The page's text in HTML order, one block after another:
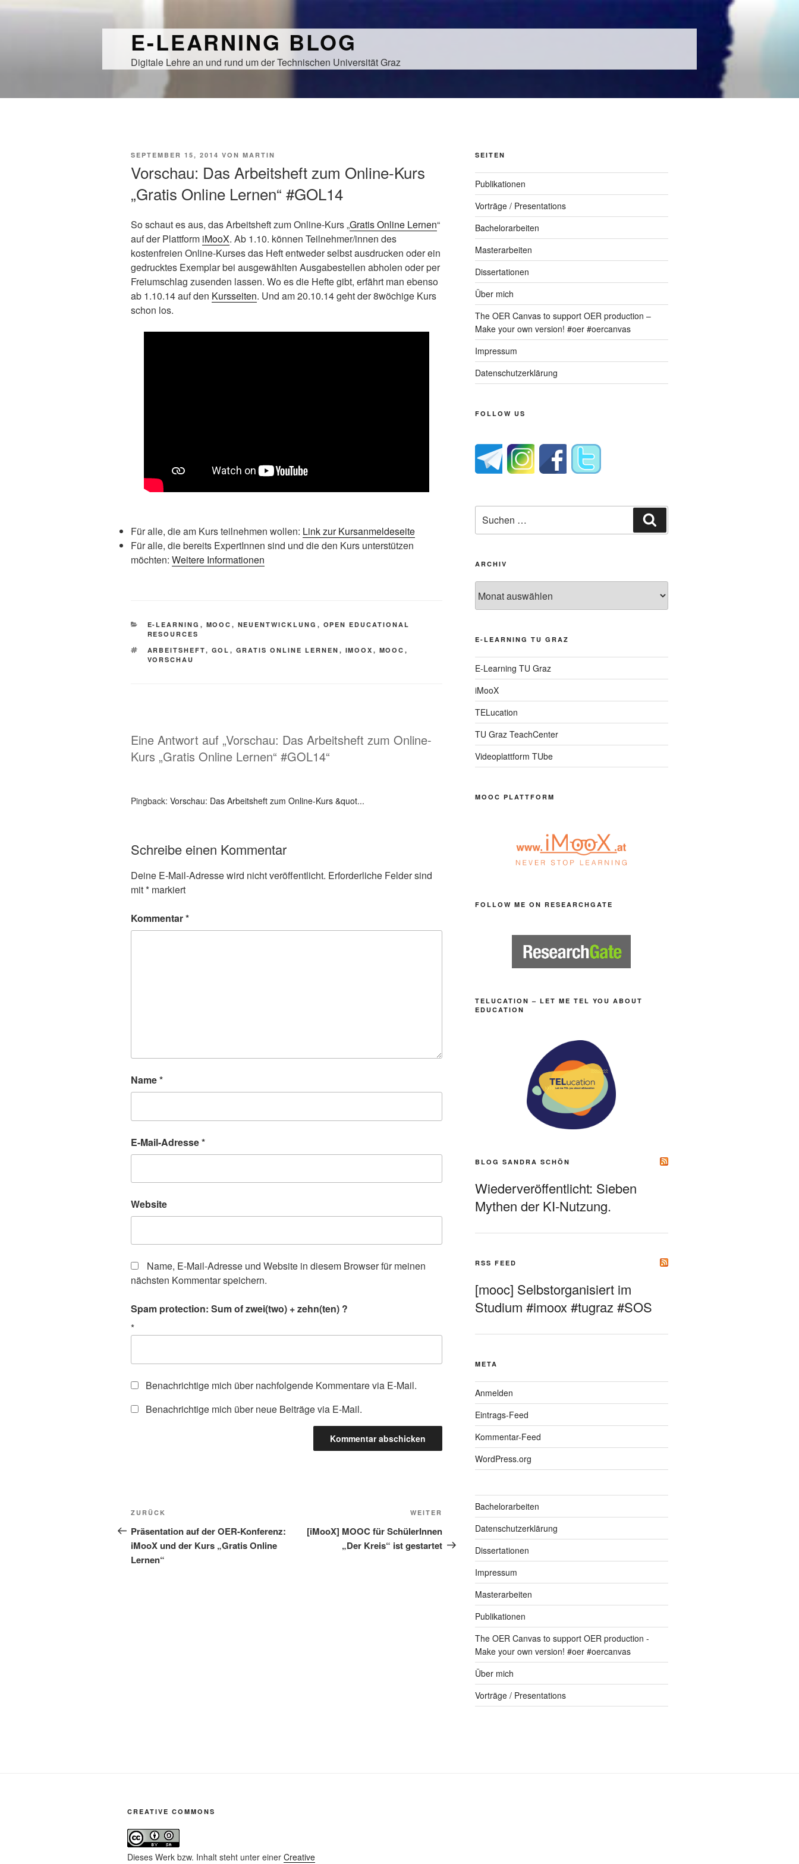
E-LEARNING BLOG
Digitale Lehre an und rund um der Technischen Universität Graz
VERÖFFENTLICHT
SEPTEMBER 15, 2014 VON MARTIN
Vorschau: Das Arbeitsheft zum Online-Kurs
„Gratis Online Lernen“ #GOL14
So schaut es aus, das Arbeitsheft zum Online-Kurs „Gratis Online Lernen“
auf der Plattform iMooX. Ab 1.10. können Teilnehmer/innen des
kostenfreien Online-Kurses das Heft entweder selbst ausdrucken oder ein
gedrucktes Exemplar bei ausgewählten Ausgabestellen abholen oder per
Freiumschlag zusenden lassen. Wo es die Hefte gibt, erfährt man ebenso
ab 1.10.14 auf den Kursseiten. Und am 20.10.14 geht der 8wöchige Kurs
schon los.
Für alle, die am Kurs teilnehmen wollen: Link zur Kursanmeldeseite
Für alle, die bereits ExpertInnen sind und die den Kurs unterstützen
möchten: Weitere Informationen
KATEGORIEN
E-LEARNING , MOOC , NEUENTWICKLUNG , OPEN EDUCATIONAL
RESOURCES
SCHLAGWÖRTER
ARBEITSHEFT, GOL , GRATIS ONLINE LERNEN , IMOOX , MOOC ,
VORSCHAU
Eine Antwort auf „Vorschau: Das Arbeitsheft zum Online-
Kurs „Gratis Online Lernen“ #GOL14“
Pingback: Vorschau: Das Arbeitsheft zum Online-Kurs &quot...
Schreibe einen Kommentar
Deine E-Mail-Adresse wird nicht veröffentlicht. Erforderliche Felder sind
mit* markiert
Kommentar*
Name*
E-Mail-Adresse*
Website
Name, E-Mail-Adresse und Website in diesem Browser für meinen
nächsten Kommentar speichern.
Spam protection: Sum of zwei(two) + zehn(ten) ?
*
Benachrichtige mich über nachfolgende Kommentare via E-Mail.
Benachrichtige mich über neue Beiträge via E-Mail.
Beitragsnavigation
Vorheriger
Beitrag
ZURÜCK
Präsentation auf der OER-Konferenz:
iMooX und der Kurs „Gratis Online
Lernen“
Nächster
Beitrag
WEITER
[iMooX] MOOC für SchülerInnen
„Der Kreis“ ist gestartet
SEITEN
Publikationen
Vorträge / Presentations
Bachelorarbeiten
Masterarbeiten
Dissertationen
Über mich
The OER Canvas to support OER production –
Make your own version! #oer #oercanvas
Impressum
Datenschutzerklärung
FOLLOW US
nach:
ARCHIV
E-LEARNING TU GRAZ
E-Learning TU Graz
iMooX
TELucation
TU Graz TeachCenter
Videoplattform TUbe
MOOC PLATTFORM
FOLLOW ME ON RESEARCHGATE
TELUCATION – LET ME TEL YOU ABOUT
EDUCATION
BLOG SANDRA SCHÖN
Wiederveröffentlicht: Sieben
Mythen der KI-Nutzung.
RSS FEED
[mooc] Selbstorganisiert im
Studium #imoox #tugraz #SOS
META
Anmelden
Eintrags-Feed
Kommentar-Feed
WordPress.org
Bachelorarbeiten
Datenschutzerklärung
Dissertationen
Impressum
Masterarbeiten
Publikationen
The OER Canvas to support OER production -
Make your own version! #oer #oercanvas
Über mich
Vorträge / Presentations
CREATIVE COMMONS
Dieses Werk bzw. Inhalt steht unter einer Creative